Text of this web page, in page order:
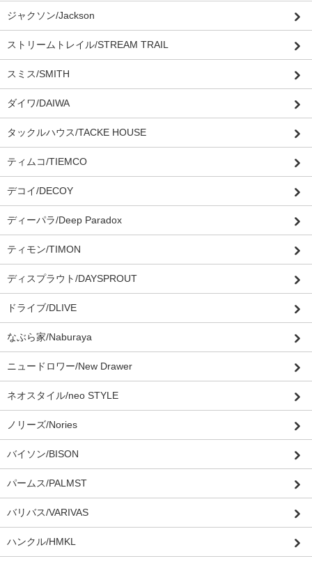
ジャクソン/Jackson
ストリームトレイル/STREAM TRAIL
スミス/SMITH
ダイワ/DAIWA
タックルハウス/TACKE HOUSE
ティムコ/TIEMCO
デコイ/DECOY
ディーパラ/Deep Paradox
ティモン/TIMON
ディスプラウト/DAYSPROUT
ドライブ/DLIVE
なぶら家/Naburaya
ニュードロワー/New Drawer
ネオスタイル/neo STYLE
ノリーズ/Nories
バイソン/BISON
パームス/PALMST
バリバス/VARIVAS
ハンクル/HMKL